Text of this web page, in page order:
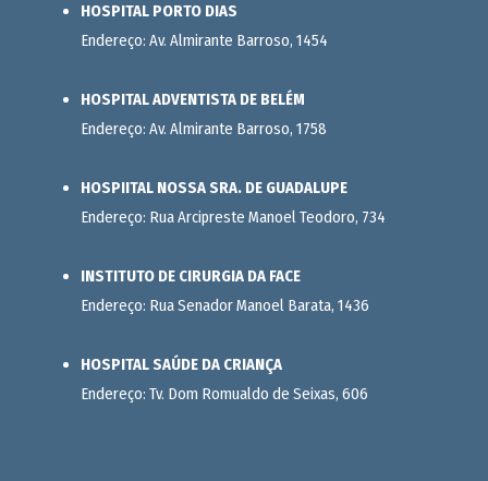
HOSPITAL PORTO DIAS
Endereço: Av. Almirante Barroso, 1454
HOSPITAL ADVENTISTA DE BELÉM
Endereço: Av. Almirante Barroso, 1758
HOSPIITAL NOSSA SRA. DE GUADALUPE
Endereço: Rua Arcipreste Manoel Teodoro, 734
INSTITUTO DE CIRURGIA DA FACE
Endereço: Rua Senador Manoel Barata, 1436
HOSPITAL SAÚDE DA CRIANÇA
Endereço: Tv. Dom Romualdo de Seixas, 606